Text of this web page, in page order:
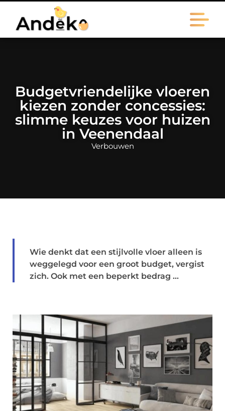
Budgetvriendelijke vloeren
kiezen zonder concessies:
slimme keuzes voor huizen
in Veenendaal
Verbouwen
Wie denkt dat een stijlvolle vloer alleen is
weggelegd voor een groot budget, vergist
zich. Ook met een beperkt bedrag ...